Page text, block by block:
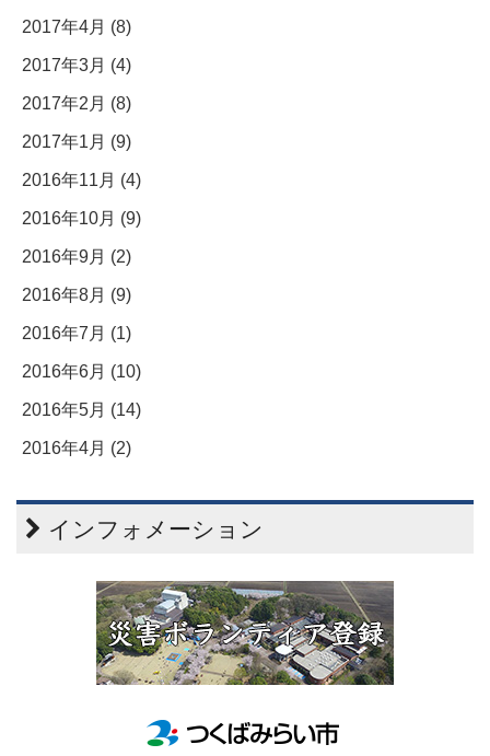
2017年4月 (8)
2017年3月 (4)
2017年2月 (8)
2017年1月 (9)
2016年11月 (4)
2016年10月 (9)
2016年9月 (2)
2016年8月 (9)
2016年7月 (1)
2016年6月 (10)
2016年5月 (14)
2016年4月 (2)
インフォメーション